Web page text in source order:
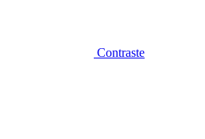
Contraste